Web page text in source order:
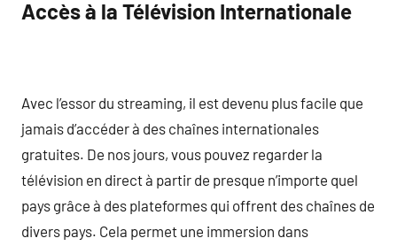
Accès à la Télévision Internationale
Avec l’essor du streaming, il est devenu plus facile que
jamais d’accéder à des chaînes internationales
gratuites. De nos jours, vous pouvez regarder la
télévision en direct à partir de presque n’importe quel
pays grâce à des plateformes qui offrent des chaînes de
divers pays. Cela permet une immersion dans